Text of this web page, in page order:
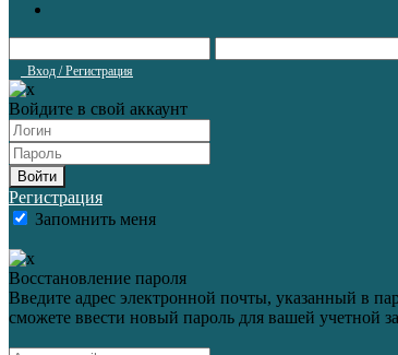
Вход / Регистрация
Войдите в свой аккаунт
Войти
Регистрация
Запомнить меня
Восстановление пароля
Введите адрес электронной почты, указанный в
сможете ввести новый пароль для вашей учетной